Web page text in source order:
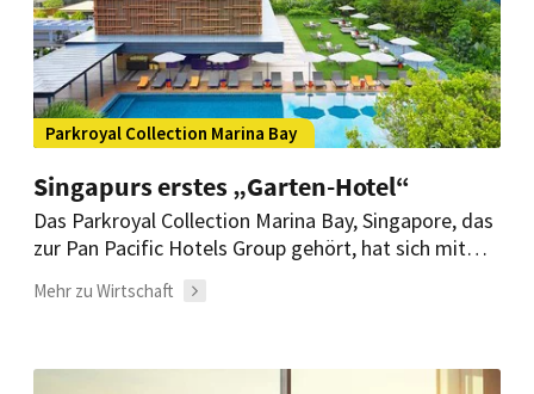
Parkroyal Collection Marina Bay
Singapurs erstes „Garten-Hotel“
Das Parkroyal Collection Marina Bay, Singapore, das
zur Pan Pacific Hotels Group gehört, hat sich mit
Fläche von 1.400 Quadratmetern im Hotel verteilen,
Mehr zu Wirtschaft